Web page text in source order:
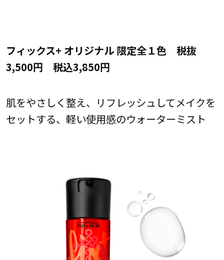
フィックス+ オリジナル 限定全１色 税抜
3,500円 税込3,850円
肌をやさしく整え、リフレッシュしてメイクを
セットする、軽い使用感のウォーターミスト